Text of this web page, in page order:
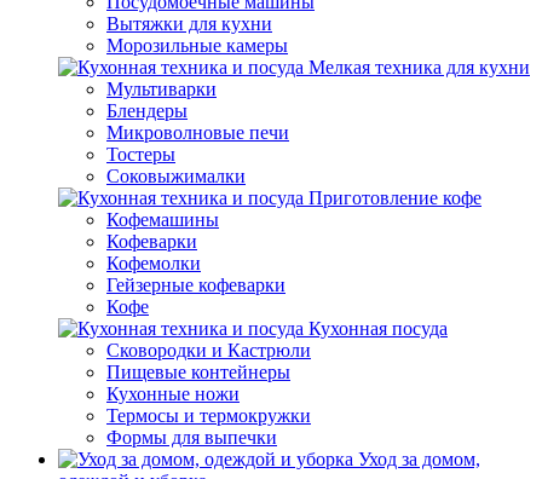
Вытяжки для кухни
Морозильные камеры
Мелкая техника для кухни
Мультиварки
Блендеры
Микроволновые печи
Тостеры
Соковыжималки
Приготовление кофе
Кофемашины
Кофеварки
Кофемолки
Гейзерные кофеварки
Кофе
Кухонная посуда
Сковородки и Кастрюли
Пищевые контейнеры
Кухонные ножи
Термосы и термокружки
Формы для выпечки
Уход за домом,